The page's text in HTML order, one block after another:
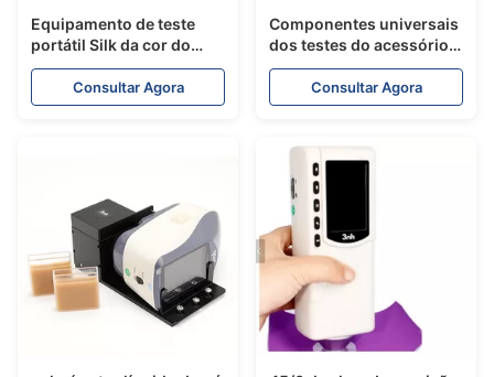
Equipamento de teste
portátil Silk da cor do
reparo do corpo de carro
do espectrofotômetro de
Silk TS7600 com luz UV
Consultar Agora
Componentes universais
dos testes do acessório
do instrumento do teste
da cor do colorímetro
NH310
Consultar Agora